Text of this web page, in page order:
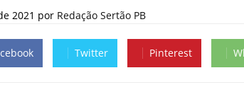
2021 por Redação Sertão PB
Twitter Pinterest